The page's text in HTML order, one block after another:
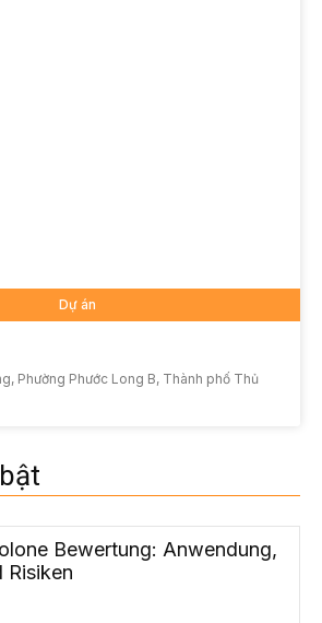
Dự án
Phường Phước Long B, Thành phố Thủ
Bewertung: Anwendung,
Risiken